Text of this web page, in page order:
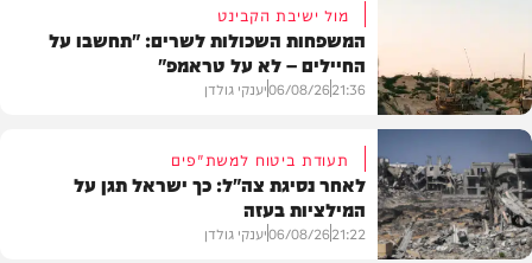
צבא וביטחון
מול ישיבת הקבינט
המשפחות השכולות לשרים: "תחשבו על
החיילים – לא על טראמפ"
21:36
06/08/26יענקי גולדן
תעודת ביטוח למשת"פים
לאחר נסיגת צה"ל: כך ישראל תגן על
המילציות בעזה
21:22
06/08/26יענקי גולדן